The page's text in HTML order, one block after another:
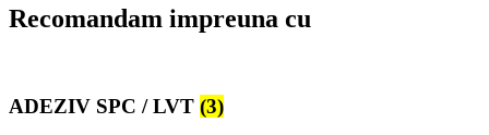
Recomandam impreuna cu
ADEZIV SPC / LVT (3)